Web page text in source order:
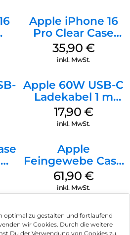
optimal zu gestalten und fortlaufend
wir Cookies. Durch die weitere
Du der Verwendung von Cookies zu.
Apple iPhone 16
Pro Clear Case
MagSafe
Transparent
35,90 €
inkl. MwSt.
Apple 60W USB-C
Ladekabel 1 m
Weiß
17,90 €
inkl. MwSt.
Apple
Feingewebe Case
iPhone 15 Pro
MagSafe Schwarz
61,90 €
inkl. MwSt.